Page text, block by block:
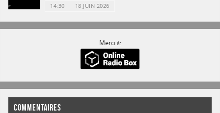
14:30 18 JUIN 2026
Merci à:
COMMENTAIRES